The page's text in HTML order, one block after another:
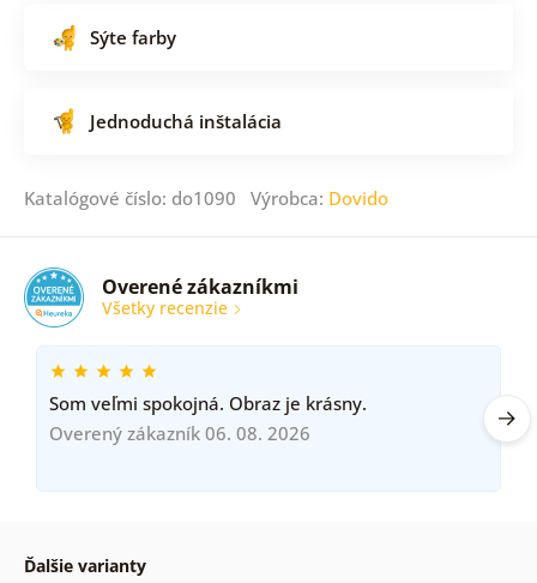
Sýte farby
Jednoduchá inštalácia
Katalógové číslo: do1090 Výrobca: Dovido
Overené zákazníkmi
Všetky recenzie
Som veľmi spokojná. Obraz je krásny.
Overený zákazník 06. 08. 2026
Ďalšie varianty